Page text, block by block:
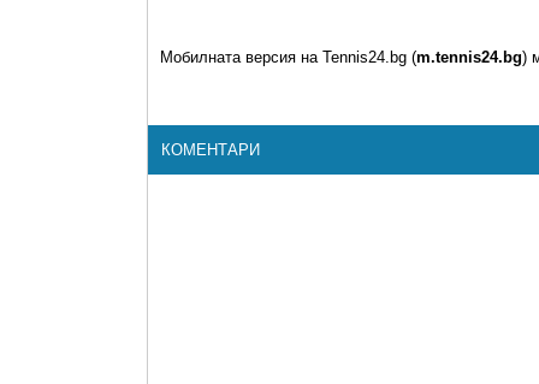
Мобилната версия на Tennis24.bg (m.tennis24.bg)
КОМЕНТАРИ